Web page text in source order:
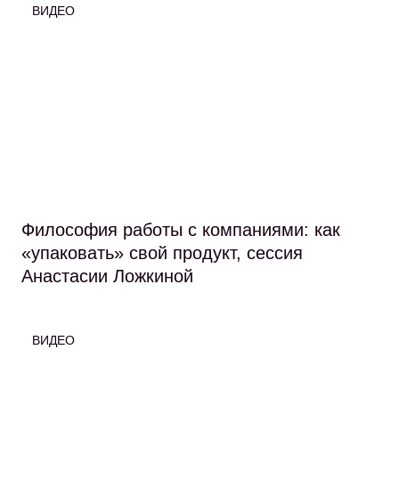
ВИДЕО
Философия работы с компаниями: как
«упаковать» свой продукт, сессия
Анастасии Ложкиной
ВИДЕО